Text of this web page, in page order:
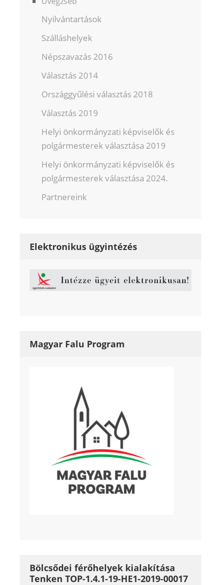
Nyilvántartások
Szálláshelyek
Népszavazás 2016
Választás 2014
Országgyűlési választás 2018
Választás 2019
Helyi önkormányzati képviselők és
polgármesterek választása 2019
Helyi önkormányzati képviselők és
polgármesterek választása 2024.
Partnereink
Elektronikus ügyintézés
Magyar Falu Program
Bölcsődei férőhelyek kialakítása
Tenken TOP-1.4.1-19-HE1-2019-00017